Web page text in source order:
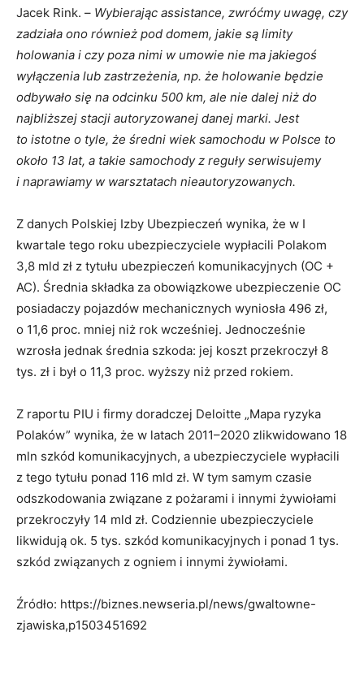
Jacek Rink. – Wybierając assistance, zwróćmy uwagę, czy
zadziała ono również pod domem, jakie są limity
holowania i czy poza nimi w umowie nie ma jakiegoś
wyłączenia lub zastrzeżenia, np. że holowanie będzie
odbywało się na odcinku 500 km, ale nie dalej niż do
najbliższej stacji autoryzowanej danej marki. Jest
to istotne o tyle, że średni wiek samochodu w Polsce to
około 13 lat, a takie samochody z reguły serwisujemy
i naprawiamy w warsztatach nieautoryzowanych.
Z danych Polskiej Izby Ubezpieczeń wynika, że w I
kwartale tego roku ubezpieczyciele wypłacili Polakom
3,8 mld zł z tytułu ubezpieczeń komunikacyjnych (OC +
AC). Średnia składka za obowiązkowe ubezpieczenie OC
posiadaczy pojazdów mechanicznych wyniosła 496 zł,
o 11,6 proc. mniej niż rok wcześniej. Jednocześnie
wzrosła jednak średnia szkoda: jej koszt przekroczył 8
tys. zł i był o 11,3 proc. wyższy niż przed rokiem.
Z raportu PIU i firmy doradczej Deloitte „Mapa ryzyka
Polaków” wynika, że w latach 2011–2020 zlikwidowano 18
mln szkód komunikacyjnych, a ubezpieczyciele wypłacili
z tego tytułu ponad 116 mld zł. W tym samym czasie
odszkodowania związane z pożarami i innymi żywiołami
przekroczyły 14 mld zł. Codziennie ubezpieczyciele
likwidują ok. 5 tys. szkód komunikacyjnych i ponad 1 tys.
szkód związanych z ogniem i innymi żywiołami.
Źródło: https://biznes.newseria.pl/news/gwaltowne-
zjawiska,p1503451692